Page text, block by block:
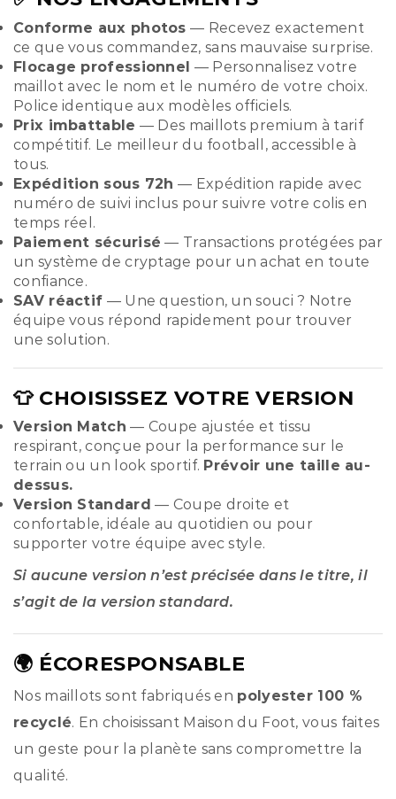
Conforme aux photos — Recevez exactement
ce que vous commandez, sans mauvaise surprise.
Flocage professionnel — Personnalisez votre
maillot avec le nom et le numéro de votre choix.
Police identique aux modèles officiels.
Prix imbattable — Des maillots premium à tarif
compétitif. Le meilleur du football, accessible à
tous.
Expédition sous 72h — Expédition rapide avec
numéro de suivi inclus pour suivre votre colis en
temps réel.
Paiement sécurisé — Transactions protégées par
un système de cryptage pour un achat en toute
confiance.
SAV réactif — Une question, un souci ? Notre
équipe vous répond rapidement pour trouver
une solution.
👕 CHOISISSEZ VOTRE VERSION
Version Match — Coupe ajustée et tissu
respirant, conçue pour la performance sur le
terrain ou un look sportif. Prévoir une taille au-
dessus.
Version Standard — Coupe droite et
confortable, idéale au quotidien ou pour
supporter votre équipe avec style.
Si aucune version n’est précisée dans le titre, il
s’agit de la version standard.
🌍 ÉCORESPONSABLE
Nos maillots sont fabriqués en polyester 100 %
recyclé. En choisissant Maison du Foot, vous faites
un geste pour la planète sans compromettre la
qualité.